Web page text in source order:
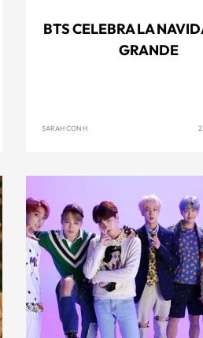
BTS CELEBRA LA
GRANDE
SARAH CON H